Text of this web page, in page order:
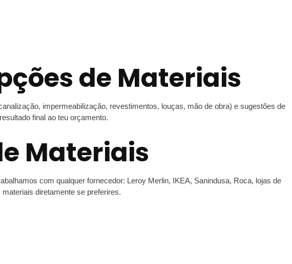
de Materiais
impermeabilização, revestimentos, louças, mão de obra) e sugestões de
final ao teu orçamento.
Materiais
com qualquer fornecedor: Leroy Merlin, IKEA, Sanindusa, Roca, lojas de
diretamente se preferires.